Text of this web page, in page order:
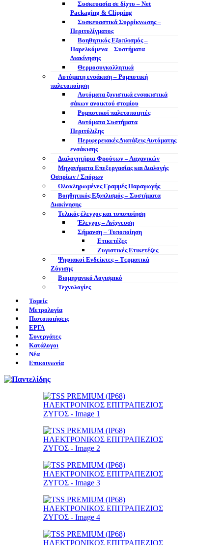
Συσκευασία σε δίχτυ – Net
Packaging & Clipping
Συσκευαστικά Συρρίκνωσης –
Περιτυλίγματος
Βοηθητικός Εξοπλισμός –
Παρελκόμενα – Συστήματα
Διακίνησης
Θερμοσυγκολλητικά
Αυτόματη ενσάκιση – Ρομποτική
παλετοποίηση
Αυτόματα ζυγιστικά ενσακιστικά
σάκων ανοικτού στομίου
Ρομποτικοί παλετοποιητές
Αυτόματα Συστήματα
Περιτύλιξης
Περιφερειακές Διατάξεις Αυτόματης
ενσάκισης
Διαλογητήρια Φρούτων – Λαχανικών
Μηχανήματα Επεξεργασίας και Διαλογής
Οσπρίων / Σπόρων
Ολοκληρωμένες Γραμμές Παραγωγής
Βοηθητικός Εξοπλισμός – Συστήματα
Διακίνησης
Τελικός έλεγχος και τυποποίηση
Έλεγχος – Ανίχνευση
Σήμανση – Τυποποίηση
Ετικετέζες
Ζυγιστικές Ετικετέζες
Ψηφιακοί Ενδείκτες – Tερματικά
Ζύγισης
Βιομηχανικό Λογισμικό
Τεχνολογίες
Τομείς
Μετρολογία
Πιστοποιήσεις
ΕΡΓΑ
Συνεργάτες
Κατάλογοι
Νέα
Επικοινωνία